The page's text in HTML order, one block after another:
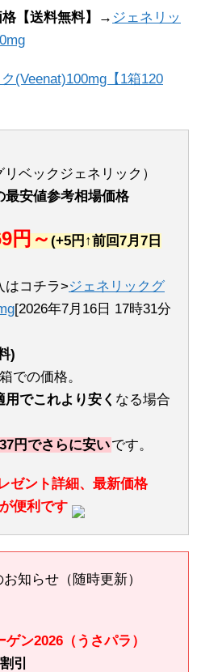
【送料無料】→ ジェネリッ
ベックジェネリック）
最安値参考相場価格
円～(+5円↑前回7月7日
はコチラ>ジェネリックグ
[2026年7月16日 17時31分
)
での価格。
でこれより安く なる場合
円でさらに安いです。
ゼント詳細、最新価格
便利です
知らせ（随時更新）
ン2026（うさパラ）
引